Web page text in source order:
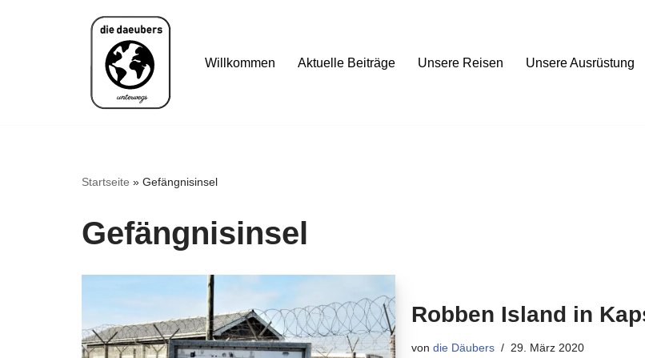
Willkommen Aktuelle Beiträge Unsere Reisen Unsere Ausrüstung
Startseite » Gefängnisinsel
Gefängnisinsel
Robben Island in
von die Däubers 29. März 2020